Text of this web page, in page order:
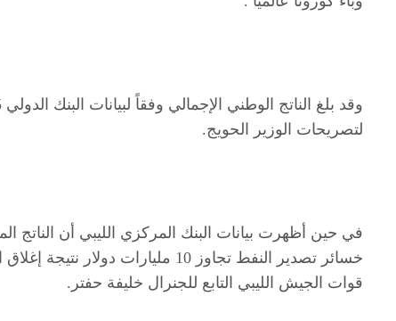
لتصريحات الوزير الحويج.
خسائر تصدير النفط تجاوز 10
قوات الجيش الليبي التابع للجنرال خليفة حفتر.